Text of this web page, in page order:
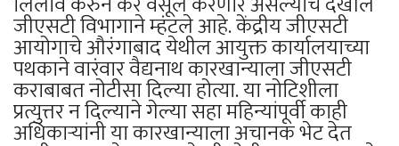
जीएसटी विभागाने म्हंटले आहे. केंद्रीय जीएसटी
आयोगाचे औरंगाबाद येथील आयुक्त कार्यालयाच्या
पथकाने वारंवार वैद्यनाथ कारखान्याला जीएसटी
कराबाबत नोटीसा दिल्या होत्या. या नोटिशीला
प्रत्युत्तर न दिल्याने गेल्या सहा महिन्यांपूर्वी काही
अधिकार्‍यांनी या कारखान्याला अचानक भेट देत